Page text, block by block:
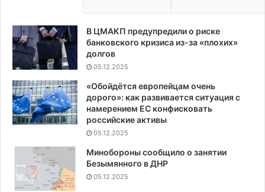
В ЦМАКП предупредили о риске
банковского кризиса из-за «плохих»
долгов
05.12.2025
«Обойдётся европейцам очень
дорого»: как развивается ситуация с
намерением ЕС конфисковать
российские активы
05.12.2025
Минобороны сообщило о занятии
Безымянного в ДНР
05.12.2025